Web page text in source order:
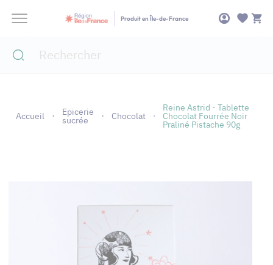
Produit en Île-de-France
Accueil Epicerie
sucrée Chocolat
Reine Astrid - Tablette
Chocolat Fourrée Noir
Praliné Pistache 90g